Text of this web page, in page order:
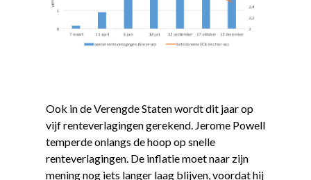
Ook in de Verengde Staten wordt dit jaar op
vijf renteverlagingen gerekend. Jerome Powell
temperde onlangs de hoop op snelle
renteverlagingen. De inflatie moet naar zijn
mening nog iets langer laag blijven, voordat hij